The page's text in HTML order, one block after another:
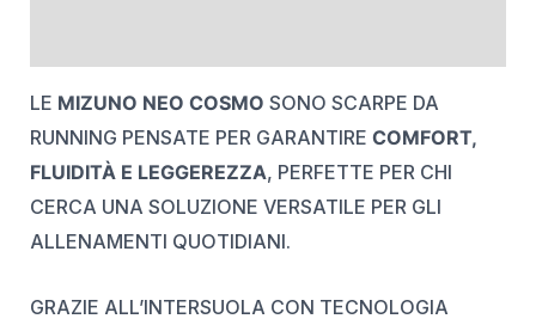
LE MIZUNO NEO COSMO SONO SCARPE DA
RUNNING PENSATE PER GARANTIRE COMFORT,
FLUIDITÀ E LEGGEREZZA, PERFETTE PER CHI
CERCA UNA SOLUZIONE VERSATILE PER GLI
ALLENAMENTI QUOTIDIANI.
GRAZIE ALL’INTERSUOLA CON TECNOLOGIA